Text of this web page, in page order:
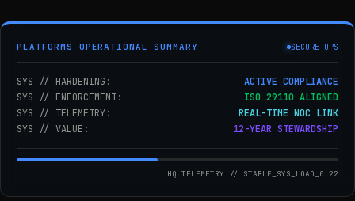
PLATFORMS OPERATIONAL SUMMARY SECURE OPS
SYS // HARDENING:
ACTIVE COMPLIANCE
SYS // ENFORCEMENT:
ISO 29110 ALIGNED
SYS // TELEMETRY:
REAL-TIME NOC LINK
SYS // VALUE:
12-YEAR STEWARDSHIP
HQ TELEMETRY // STABLE_SYS_LOAD_0.22